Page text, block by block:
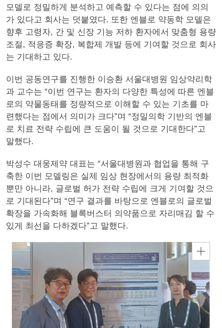
모델로 정밀하게 분석하고 예측할 수 있다는 점에 의의
가 있다고 회사는 덧붙였다. 또한 엔블로 약동학 모델은
향후 고령자, 간 및 신장 기능 저하 환자에서 맞춤형 용량
조절, 적응증 확장, 복합제 개발 등에 기여할 것으로 회사
는 기대하고 있다.
이번 공동연구를 진행한 이승환 서울대병원 임상약리학
과 교수는 “이번 연구는 환자의 다양한 특성에 따른 엔블
로의 약물동태를 정량적으로 이해할 수 있는 기초를 마
련했다는 점에서 의미가 크다”며 “정밀의학 기반의 엔블
로 치료 전략 수립에 큰 도움이 될 것으로 기대한다”고
말했다.
박성수 대웅제약 대표는 “서울대병원과 협업을 통해 구
축한 이번 모델링은 실제 임상 현장에서의 용량 최적화
뿐만 아니라, 글로벌 허가 전략 수립에 크게 기여할 것으
로 기대된다”며 “연구 결과를 바탕으로 엔블로의 글로벌
확장을 가속화해 블록버스터 의약품으로 자리매김 할 수
있게 최선을 다하겠다”고 말했다.